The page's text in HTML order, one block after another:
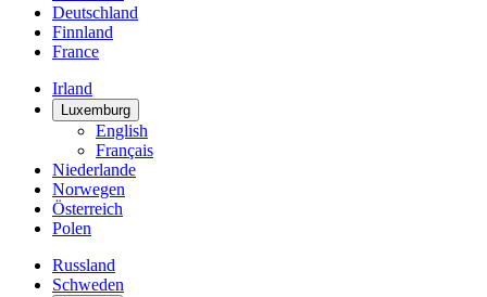
Deutschland
Finnland
France
Irland
Luxemburg
English
Français
Niederlande
Norwegen
Österreich
Polen
Russland
Schweden